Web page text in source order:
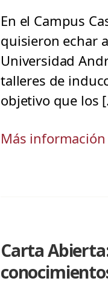
En el Campus
quisieron echar
Universidad
talleres de
objetivo que los
Más información
Carta